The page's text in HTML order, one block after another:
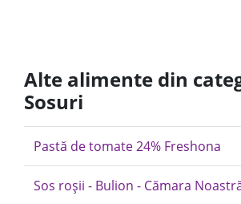
Alte alimente din
Sosuri
Pastă de tomate 24% Freshona
Sos roșii - Bulion - Cămara